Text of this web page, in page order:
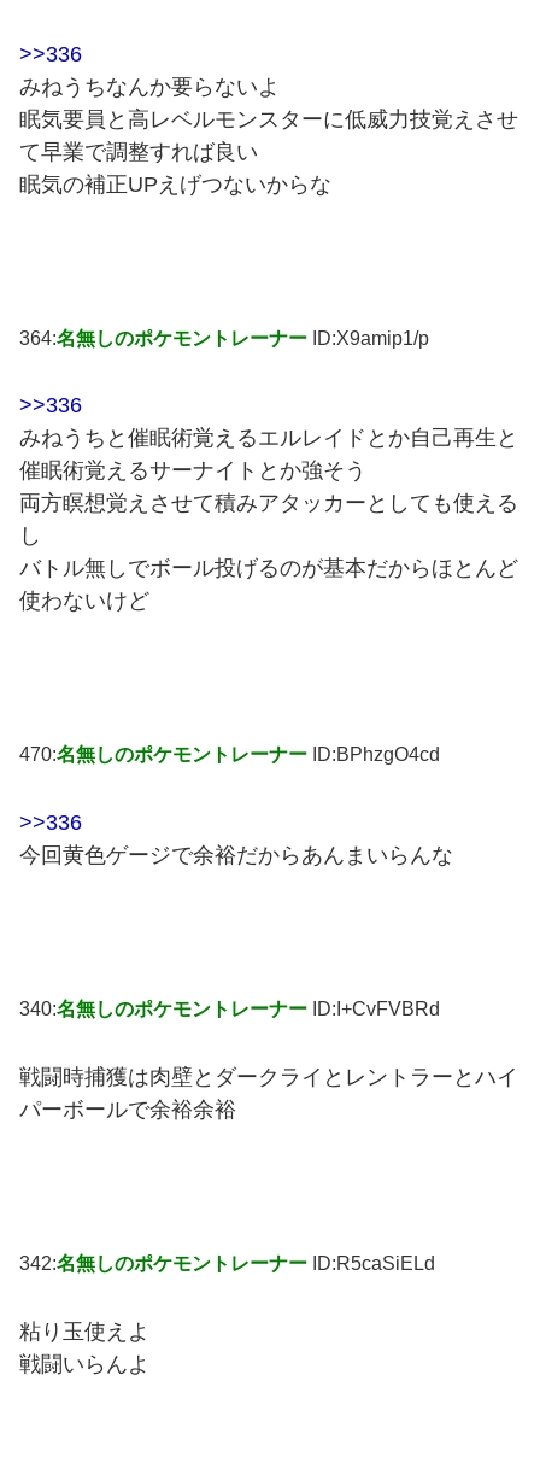
>>336
みねうちなんか要らないよ
眠気要員と高レベルモンスターに低威力技覚えさせ
て早業で調整すれば良い
眠気の補正UPえげつないからな
364:名無しのポケモントレーナー ID:X9amip1/p
>>336
みねうちと催眠術覚えるエルレイドとか自己再生と
催眠術覚えるサーナイトとか強そう
両方瞑想覚えさせて積みアタッカーとしても使える
し
バトル無しでボール投げるのが基本だからほとんど
使わないけど
470:名無しのポケモントレーナー ID:BPhzgO4cd
>>336
今回黄色ゲージで余裕だからあんまいらんな
340:名無しのポケモントレーナー ID:I+CvFVBRd
戦闘時捕獲は肉壁とダークライとレントラーとハイ
パーボールで余裕余裕
342:名無しのポケモントレーナー ID:R5caSiELd
粘り玉使えよ
戦闘いらんよ